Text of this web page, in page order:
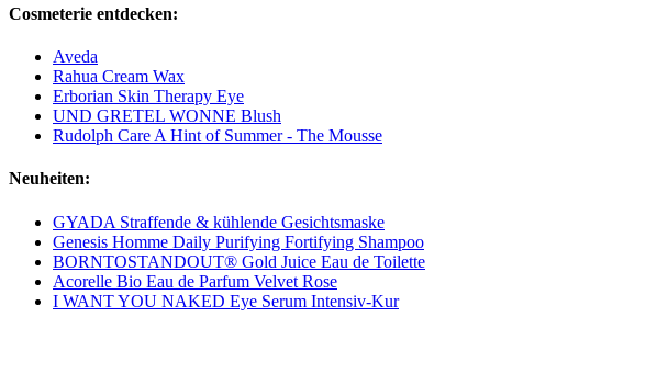
Cosmeterie entdecken:
Aveda
Rahua Cream Wax
Erborian Skin Therapy Eye
UND GRETEL WONNE Blush
Rudolph Care A Hint of Summer - The Mousse
Neuheiten:
GYADA Straffende & kühlende Gesichtsmaske
Genesis Homme Daily Purifying Fortifying Shampoo
BORNTOSTANDOUT® Gold Juice Eau de Toilette
Acorelle Bio Eau de Parfum Velvet Rose
I WANT YOU NAKED Eye Serum Intensiv-Kur